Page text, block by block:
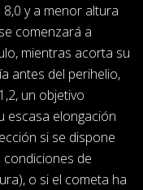
y a menor altura
comenzará a
mientras acorta su
antes del perihelio,
un objetivo
escasa elongación
si se dispone
de
o si el cometa ha